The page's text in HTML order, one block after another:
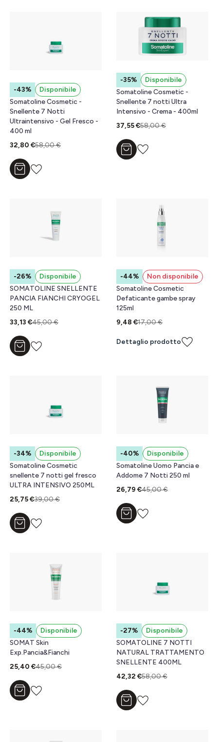
-43%
Disponibile
Somatoline Cosmetic -
Snellente 7 Notti
Ultraintensivo - Gel Fresco -
400 ml
32,80 €58,00 €
Aggiungi al carrello
-35%
Disponibile
Somatoline Cosmetic -
Snellente 7 notti Ultra
Intensivo - Crema - 400ml
37,55 €58,00 €
Aggiungi al carrello
-26%
Disponibile
SOMATOLINE SNELLENTE
PANCIA FIANCHI CRYOGEL
250 ML
33,13 €45,00 €
Aggiungi al carrello
-44%
Non disponibile
Somatoline Cosmetic
Defaticante gambe spray
125ml
9,48 €17,00 €
Dettaglio prodotto
-34%
Disponibile
Somatoline Cosmetic
snellente 7 notti gel fresco
ULTRA INTENSIVO 250ML
25,75 €39,00 €
Aggiungi al carrello
-40%
Disponibile
Somatoline Uomo Pancia e
Addome 7 Notti 250 ml
26,79 €45,00 €
Aggiungi al carrello
-44%
Disponibile
SOMAT Skin
Exp.Pancia&Fianchi
25,40 €45,00 €
Aggiungi al carrello
-27%
Disponibile
SOMATOLINE 7 NOTTI
NATURAL TRATTAMENTO
SNELLENTE 400ML
42,32 €58,00 €
Aggiungi al carrello